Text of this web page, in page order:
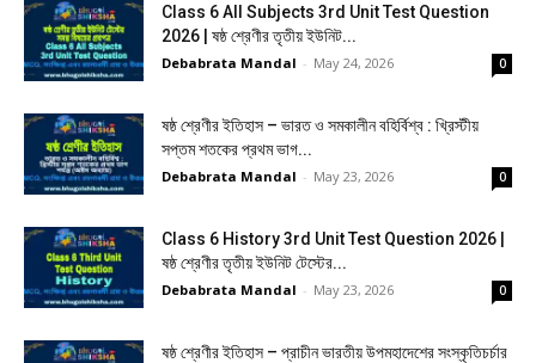
Class 6 All Subjects 3rd Unit Test Question
2026 | ষষ্ঠ শ্রেণীর তৃতীয় ইউনিট...
Debabrata Mandal - May 24, 2026 0
ষষ্ঠ শ্রেণীর ইতিহাস – ভারত ও সমকালীন বহির্বিশ্ব : খ্রিস্টীয়
সপ্তম শতকের প্রথম ভাগ...
Debabrata Mandal - May 23, 2026 0
Class 6 History 3rd Unit Test Question 2026 |
ষষ্ঠ শ্রেণীর তৃতীয় ইউনিট টেস্টের...
Debabrata Mandal - May 23, 2026 0
ষষ্ঠ শ্রেণীর ইতিহাস – প্রাচীন ভারতীয় উপমহাদেশের সংস্কৃতিচর্চার